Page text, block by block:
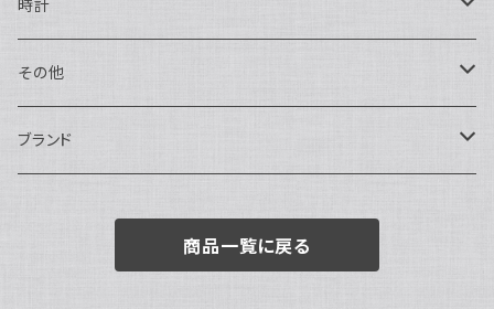
ハンドバッグ・ポーチ
トートバッグ
バックパック・リュックサック
ボストンバッグ
ネックレス
指輪
ピアス・イヤリング
チャーム・キーホルダー
時計
アナログ・機械式
アナログ・クォーツ
その他
ペン・万年筆
ブランド
BOTTEGA VENETA
商品一覧に戻る